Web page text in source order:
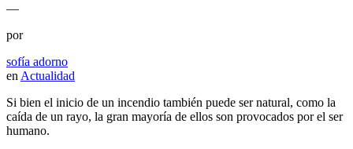
—
por
sofía adorno
en Actualidad
Si bien el inicio de un incendio también puede ser natural, como la
caída de un rayo, la gran mayoría de ellos son provocados por el ser
humano.